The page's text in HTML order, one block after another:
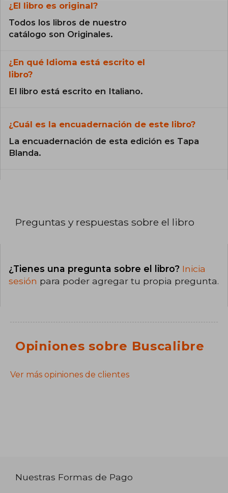
¿El libro es original?
Todos los libros de nuestro
catálogo son Originales.
¿En qué Idioma está escrito el
libro?
El libro está escrito en Italiano.
¿Cuál es la encuadernación de este libro?
La encuadernación de esta edición es Tapa
Blanda.
Preguntas y respuestas sobre el libro
¿Tienes una pregunta sobre el libro? Inicia
sesión para poder agregar tu propia pregunta.
Opiniones sobre Buscalibre
Ver más opiniones de clientes
Nuestras Formas de Pago